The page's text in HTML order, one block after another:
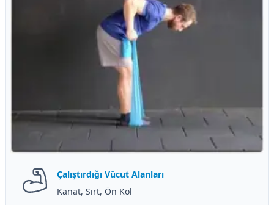
Çalıştırdığı Vücut Alanları
Kanat, Sırt, Ön Kol